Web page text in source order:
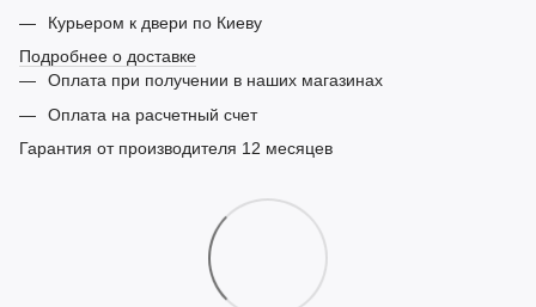
Курьером к двери по Киеву
Подробнее о доставке
Оплата при получении в наших магазинах
Оплата на расчетный счет
Гарантия от производителя 12 месяцев